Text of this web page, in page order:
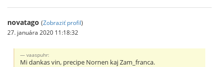
novatago (Zobraziť profil)
27. januára 2020 11:18:32
vaaspuhr:
Mi dankas vin, precipe Nornen kaj Zam_franca.